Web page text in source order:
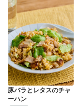
豚バラとレタスのチャ
ーハン